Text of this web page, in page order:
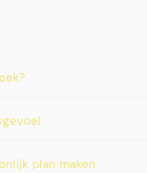
plan maken